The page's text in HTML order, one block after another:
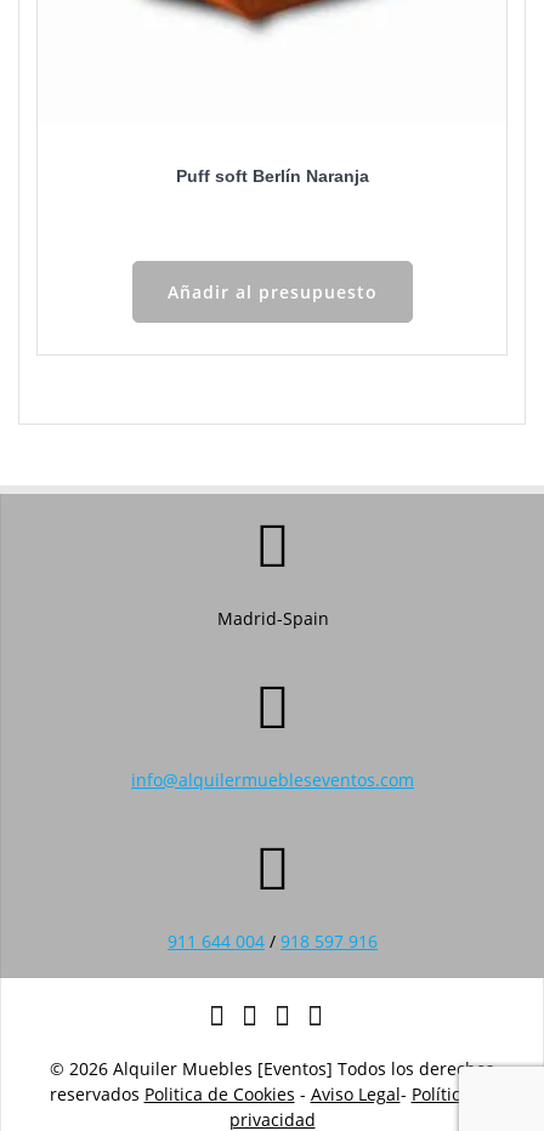
Puff soft Berlín Naranja
Añadir al presupuesto
Madrid-Spain
info@alquilermuebleseventos.com
911 644 004 / 918 597 916
© 2026 Alquiler Muebles [Eventos] Todos los derechos
reservados Politica de Cookies - Aviso Legal- Política de
privacidad